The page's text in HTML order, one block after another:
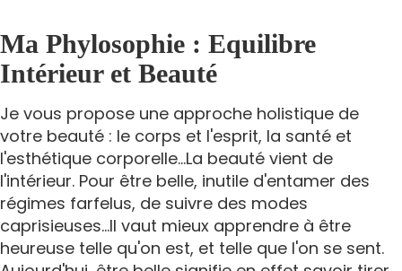
Ma Phylosophie : Equilibre
Intérieur et Beauté
Je vous propose une approche holistique de
votre beauté : le corps et l'esprit, la santé et
l'esthétique corporelle...La beauté vient de
l'intérieur. Pour être belle, inutile d'entamer des
régimes farfelus, de suivre des modes
caprisieuses...Il vaut mieux apprendre à être
heureuse telle qu'on est, et telle que l'on se sent.